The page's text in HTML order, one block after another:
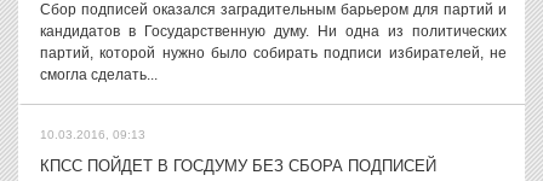
Сбор подписей оказался заградительным барьером для партий и
кандидатов в Государственную думу. Ни одна из политических
партий, которой нужно было собирать подписи избирателей, не
смогла сделать...
10.03.2016, 09:13
КПСС ПОЙДЕТ В ГОСДУМУ БЕЗ СБОРА ПОДПИСЕЙ